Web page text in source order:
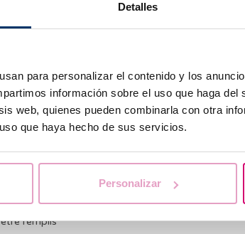
Detalles
para personalizar el contenido y los
información sobre el uso que haga del
web, quienes pueden combinarla con otra
que haya hecho de sus servicios.
Personalizar
plus tôt. En
nos
aider.
remplis